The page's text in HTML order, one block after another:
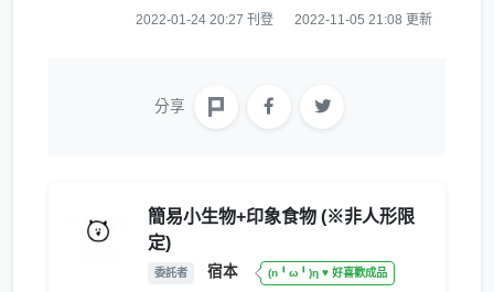
2022-01-24 20:27 刊登 2022-11-05 21:08 更新
分享
簡易小生物+印象食物 (※非人形限
定)
委託者 宿本 (n╹ω╹)η ♥ 好喜歡成品